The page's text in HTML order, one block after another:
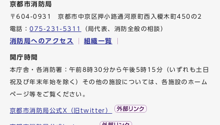
京都市消防局
〒604-0931 京都市中京区押小路通河原町西入榎木町450の2
電話：075-231-5311 （局代表、消防全般の相談）
消防局へのアクセス 組織一覧
開庁時間
本庁舎・各消防署：午前8時30分から午後5時15分（いずれも土日
祝及び年末年始を除く）その他の施設については、各施設のホーム
ページ等をご覧ください。
京都市消防局公式X（旧twitter）